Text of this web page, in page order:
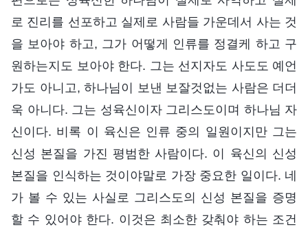
로 진리를 선포하고 실제로 사람들 가운데서 사는 것
을 보아야 하고, 그가 어떻게 인류를 정결케 하고 구
원하는지도 보아야 한다. 그는 선지자도 사도도 예언
가도 아니고, 하나님이 보낸 보잘것없는 사람은 더더
욱 아니다. 그는 성육신이자 그리스도이며 하나님 자
신이다. 비록 이 육신은 인류 중의 일원이지만 그는
신성 본질을 가진 평범한 사람이다. 이 육신의 신성
본질을 인식하는 것이야말로 가장 중요한 일이다. 네
가 볼 수 있는 사실로 그리스도의 신성 본질을 증명
할 수 있어야 한다. 이것은 최소한 갖춰야 하는 조건